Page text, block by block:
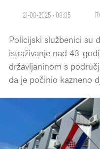
21-08-2025 • 08:05
Policijski službenici su
istraživanje nad 43-
državljaninom s
da je počinio kazneno